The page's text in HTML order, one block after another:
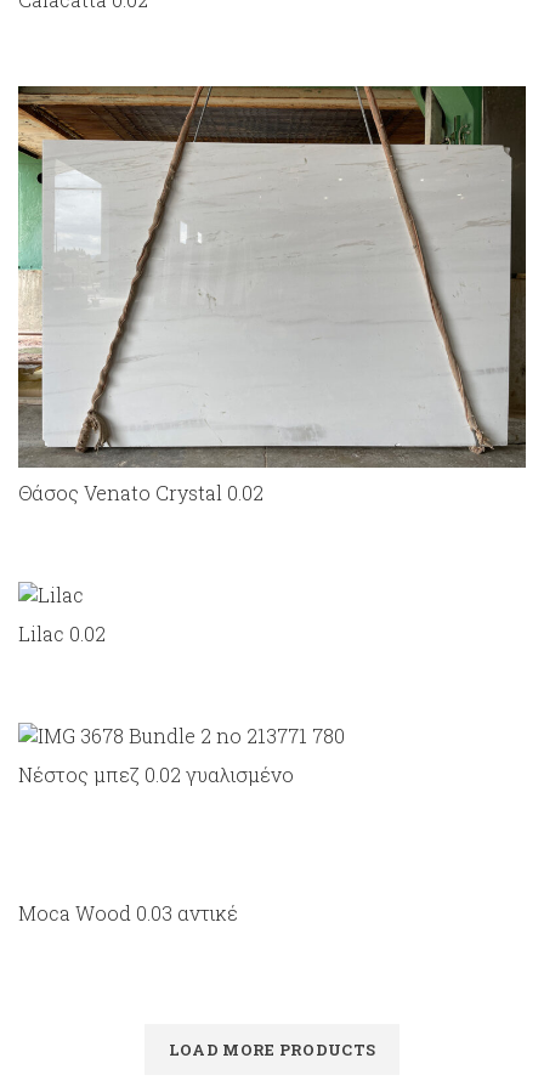
Θάσος Venato Crystal 0.02
Lilac 0.02
Νέστος μπεζ 0.02 γυαλισμένο
Moca Wood 0.03 αντικέ
LOAD MORE PRODUCTS